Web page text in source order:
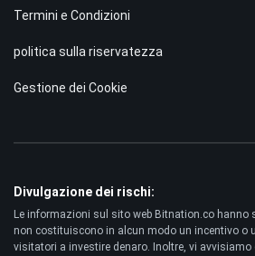
Termini e Condizioni
politica sulla riservatezza
Gestione dei Cookie
Divulgazione dei rischi:
Le informazioni sul sito web Bitnation.co hanno
non costituiscono in alcun modo un incentivo o
visitatori a investire denaro. Inoltre, vi